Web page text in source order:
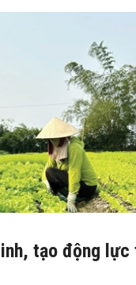
tạo động lực